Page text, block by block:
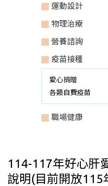
運動設計
物理治療
營養諮詢
疫苗接種
愛心捐贈
各類自費疫苗
職場健康
114-117年好心肝
說明(目前開放115